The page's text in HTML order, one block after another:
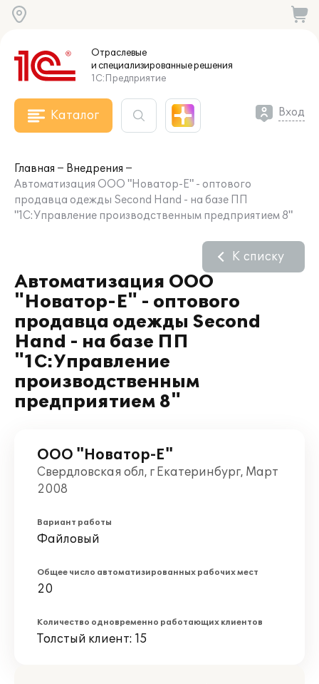
Отраслевые
и специализированныерешения
1С:Предприятие
Каталог Вход
Главная
Внедрения
Автоматизация ООО "Новатор-Е" - оптового
продавца одежды Second Hand - на базе ПП
"1С:Управление производственным предприятием 8"
Автоматизация ООО
"Новатор-Е" - оптового
продавца одежды Second
Hand - на базе ПП
"1С:Управление
производственным
предприятием 8"
К списку
ООО "Новатор-Е"
Свердловская обл, г Екатеринбург, Март
2008
Вариант работы
Файловый
Общее число автоматизированных рабочих мест
20
Количество одновременно работающих клиентов
Толстый клиент: 15